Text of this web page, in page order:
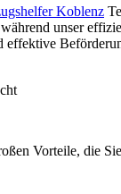
Koblenz
unser
effektive
Vorteile, die